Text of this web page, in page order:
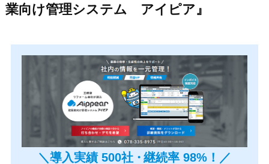
業向け管理システム アイピア』
＼導入実績 500社・継続率 98%！／